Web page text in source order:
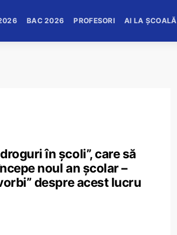
BAC 2026 PROFESORI AI LA ȘCOALĂ
în școli”, care să
noul an școlar –
despre acest lucru